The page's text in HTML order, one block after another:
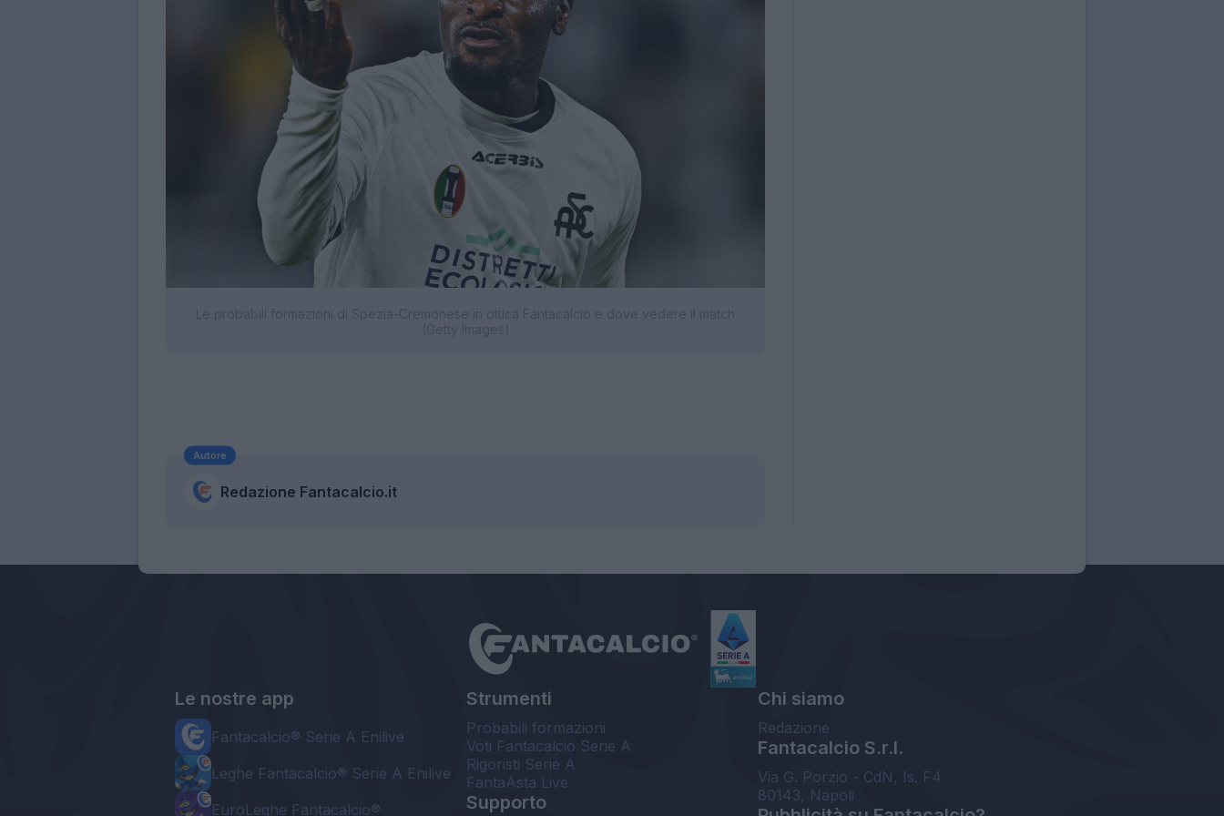
Autore
Redazione Fantacalcio.it
Le nostre app
Fantacalcio® Serie A Enilive
Leghe Fantacalcio® Serie A Enilive
EuroLeghe Fantacalcio®
Strumenti
Probabili formazioni
Voti Fantacalcio Serie A
Rigoristi Serie A
FantaAsta Live
Supporto
Chi siamo
Redazione
Fantacalcio S.r.l.
Via G. Porzio - CdN, Is. F4
80143, Napoli